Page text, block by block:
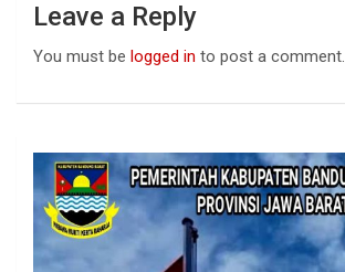
Leave a Reply
You must be logged in to post a comment.